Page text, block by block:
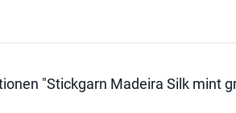
"Stickgarn Madeira Silk mint